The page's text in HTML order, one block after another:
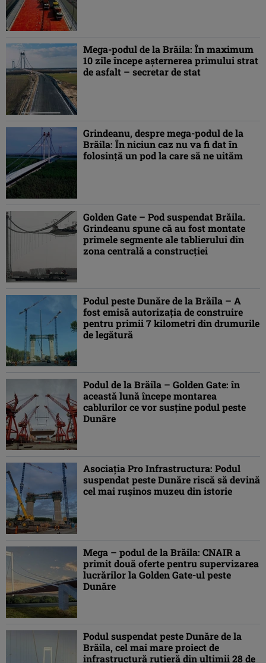
Mega-podul de la Brăila: În maximum
10 zile începe așternerea primului strat
de asfalt – secretar de stat
Grindeanu, despre mega-podul de la
Brăila: În niciun caz nu va fi dat în
folosință un pod la care să ne uităm
Golden Gate – Pod suspendat Brăila.
Grindeanu spune că au fost montate
primele segmente ale tablierului din
zona centrală a construcţiei
Podul peste Dunăre de la Brăila – A
fost emisă autorizaţia de construire
pentru primii 7 kilometri din drumurile
de legătură
Podul de la Brăila – Golden Gate: în
această lună începe montarea
cablurilor ce vor susţine podul peste
Dunăre
Asociaţia Pro Infrastructura: Podul
suspendat peste Dunăre riscă să devină
cel mai ruşinos muzeu din istorie
Mega – podul de la Brăila: CNAIR a
primit două oferte pentru supervizarea
lucrărilor la Golden Gate-ul peste
Dunăre
Podul suspendat peste Dunăre de la
Brăila, cel mai mare proiect de
infrastructură rutieră din ultimii 28 de